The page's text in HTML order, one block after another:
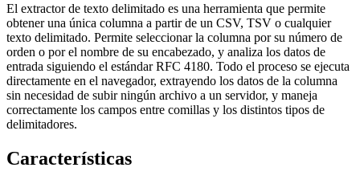
El extractor de texto delimitado es una herramienta que permite
obtener una única columna a partir de un CSV, TSV o cualquier
texto delimitado. Permite seleccionar la columna por su número de
orden o por el nombre de su encabezado, y analiza los datos de
entrada siguiendo el estándar RFC 4180. Todo el proceso se ejecuta
directamente en el navegador, extrayendo los datos de la columna
sin necesidad de subir ningún archivo a un servidor, y maneja
correctamente los campos entre comillas y los distintos tipos de
delimitadores.
Características